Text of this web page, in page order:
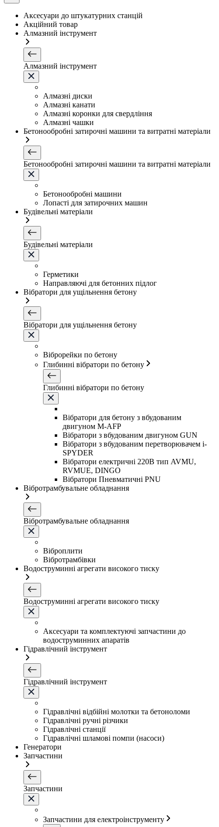
Аксесуари до штукатурних станцій
Акційний товар
Алмазний інструмент
Алмазний інструмент
Алмазні диски
Алмазні канати
Алмазні коронки для свердління
Алмазні чашки
Бетонообробні затирочні машини та витратні матеріали
Бетонообробні затирочні машини та витратні матеріали
Бетонообробні машини
Лопасті для затирочних машин
Будівельні матеріали
Будівельні матеріали
Герметики
Направляючі для бетонних підлог
Вібратори для ущільнення бетону
Вібратори для ущільнення бетону
Віброрейки по бетону
Глибинні вібратори по бетону
Глибинні вібратори по бетону
Вібратори для бетону з вбудованим
двигуном M-AFP
Вібратори з вбудованим двигуном GUN
Вібратори з вбудованим перетворювачем i-
SPYDER
Вібратори електричні 220B тип AVMU,
RVMUE, DINGO
Вібратори Пневматичні PNU
Вібротрамбувальне обладнання
Вібротрамбувальне обладнання
Віброплити
Вібротрамбівки
Водоструминні агрегати високого тиску
Водоструминні агрегати високого тиску
Аксесуари та комплектуючі запчастини до
водоструминних апаратів
Гідравлічний інструмент
Гідравлічний інструмент
Гідравлічні відбійні молотки та бетоноломи
Гідравлічні ручні різчики
Гідравлічні станції
Гідравлічні шламові помпи (насоси)
Генератори
Запчастини
Запчастини
Запчастини для електроінструменту